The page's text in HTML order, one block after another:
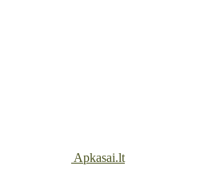
Apkasai.lt